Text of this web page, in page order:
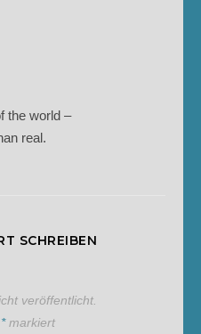
the world –
real.
SCHREIBEN
veröffentlicht.
*markiert